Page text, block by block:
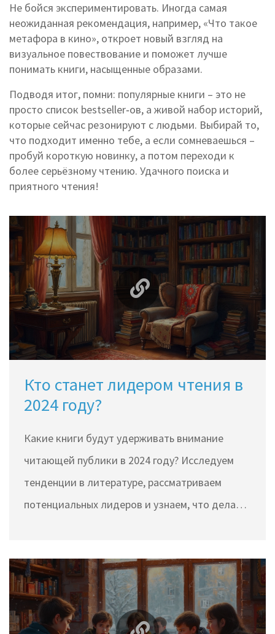
Не бойся экспериментировать. Иногда самая
неожиданная рекомендация, например, «Что такое
метафора в кино», откроет новый взгляд на
визуальное повествование и поможет лучше
понимать книги, насыщенные образами.
Подводя итог, помни: популярные книги – это не
просто список bestseller‑ов, а живой набор историй,
которые сейчас резонируют с людьми. Выбирай то,
что подходит именно тебе, а если сомневаешься –
пробуй короткую новинку, а потом переходи к
более серьёзному чтению. Удачного поиска и
приятного чтения!
Кто станет лидером чтения в
2024 году?
Какие книги будут удерживать внимание
читающей публики в 2024 году? Исследуем
тенденции в литературе, рассматриваем
потенциальных лидеров и узнаем, что делает
которые могут захватить наше внимание.
Получаем советы о том, какие книги стоит
добавить в свой список для чтения в этом